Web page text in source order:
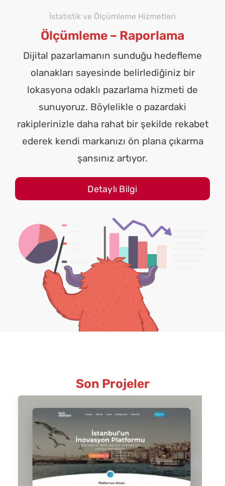
İstatistik ve Ölçümleme Hizmetleri
Ölçümleme – Raporlama
Dijital pazarlamanın sunduğu hedefleme
olanakları sayesinde belirlediğiniz bir
lokasyona odaklı pazarlama hizmeti de
sunuyoruz. Böylelikle o pazardaki
rakiplerinizle daha rahat bir şekilde rekabet
ederek kendi markanızı ön plana çıkarma
şansınız artıyor.
Detaylı Bilgi
Son Projeler